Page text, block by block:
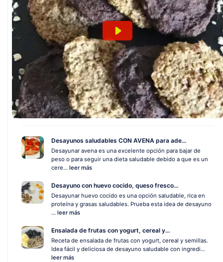
Desayunos saludables CON AVENA para ade...
Desayunar avena es una excelente opción para bajar de
peso o para seguir una dieta saludable debido a que es un
cere... leer más
Desayuno con huevo cocido, queso fresco...
Desayunar huevo cocido es una opción saludable, rica en
proteína y grasas saludables. Prueba esta idea de desayuno
... leer más
Ensalada de frutas con yogurt, cereal y...
Receta de ensalada de frutas con yogurt, cereal y semillas.
Idea fácil y deliciosa de desayuno saludable con ingredi...
leer más